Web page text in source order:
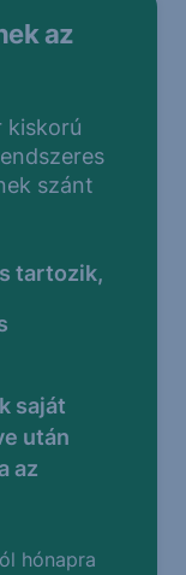
az
kiskorú
szánt
tartozik,
saját
után
az
hónapra